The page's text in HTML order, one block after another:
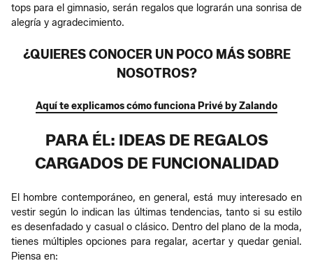
tops para el gimnasio, serán regalos que lograrán una sonrisa de
alegría y agradecimiento.
¿QUIERES CONOCER UN POCO MÁS SOBRE
NOSOTROS?
Aquí te explicamos cómo funciona Privé by Zalando
PARA ÉL: IDEAS DE REGALOS
CARGADOS DE FUNCIONALIDAD
El hombre contemporáneo, en general, está muy interesado en
vestir según lo indican las últimas tendencias, tanto si su estilo
es desenfadado y casual o clásico. Dentro del plano de la moda,
tienes múltiples opciones para regalar, acertar y quedar genial.
Piensa en: